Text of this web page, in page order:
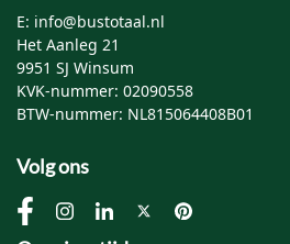
E: info@bustotaal.nl
Het Aanleg 21
9951 SJ Winsum
KVK-nummer: 02090558
BTW-nummer: NL815064408B01
Volg ons